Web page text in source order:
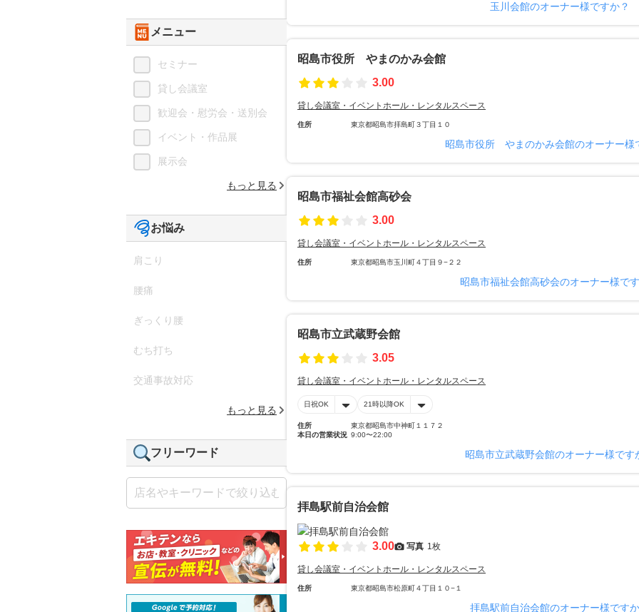
玉川会館のオーナー様ですか？
昭島市役所 やまのかみ会館
3.00
貸し会議室・イベントホール・レンタルスペース
住所 東京都昭島市拝島町３丁目１０
昭島市役所 やまのかみ会館のオーナー様
昭島市福祉会館高砂会
3.00
貸し会議室・イベントホール・レンタルスペース
住所 東京都昭島市玉川町４丁目９−２２
昭島市福祉会館高砂会のオーナー様で
昭島市立武蔵野会館
3.05
貸し会議室・イベントホール・レンタルスペース
日祝OK 21時以降OK
住所
東京都昭島市中神町１１７２
本日の営業状況 9:00〜22:00
昭島市立武蔵野会館のオーナー様です
拝島駅前自治会館
3.00 写真 1枚
貸し会議室・イベントホール・レンタルスペース
住所 東京都昭島市松原町４丁目１０−１
拝島駅前自治会館のオーナー様です
メニュー
セミナー
貸し会議室
歓迎会・慰労会・送別会
イベント・作品展
展示会
もっと見る
お悩み
肩こり
腰痛
ぎっくり腰
むち打ち
交通事故対応
もっと見る
フリーワード